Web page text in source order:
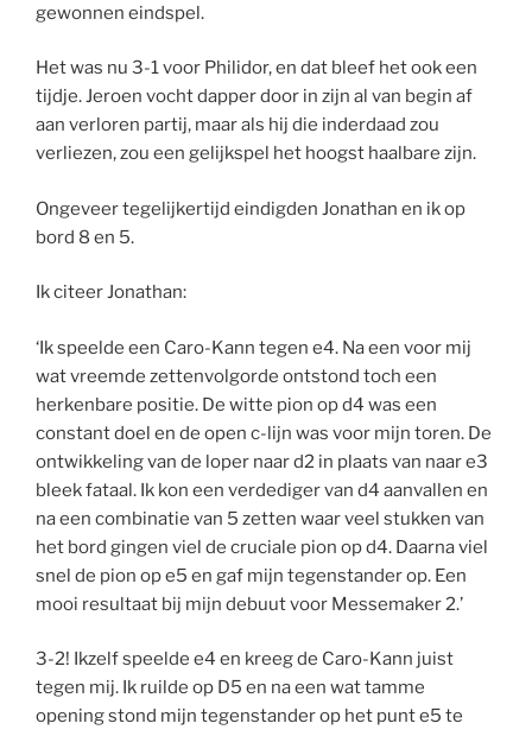
gewonnen eindspel.
Het was nu 3-1 voor Philidor, en dat bleef het ook een
tijdje. Jeroen vocht dapper door in zijn al van begin af
aan verloren partij, maar als hij die inderdaad zou
verliezen, zou een gelijkspel het hoogst haalbare zijn.
Ongeveer tegelijkertijd eindigden Jonathan en ik op
bord 8 en 5.
Ik citeer Jonathan:
‘Ik speelde een Caro-Kann tegen e4. Na een voor mij
wat vreemde zettenvolgorde ontstond toch een
herkenbare positie. De witte pion op d4 was een
constant doel en de open c-lijn was voor mijn toren. De
ontwikkeling van de loper naar d2 in plaats van naar e3
bleek fataal. Ik kon een verdediger van d4 aanvallen en
na een combinatie van 5 zetten waar veel stukken van
het bord gingen viel de cruciale pion op d4. Daarna viel
snel de pion op e5 en gaf mijn tegenstander op. Een
mooi resultaat bij mijn debuut voor Messemaker 2.’
3-2! Ikzelf speelde e4 en kreeg de Caro-Kann juist
tegen mij. Ik ruilde op D5 en na een wat tamme
opening stond mijn tegenstander op het punt e5 te